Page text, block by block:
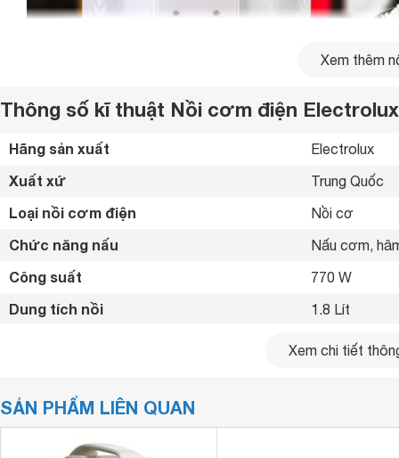
Xem thêm
Thông số kĩ thuật Nồi cơm điện Electrolux
Hãng sản xuất Electrolux
Xuất xứ Trung Quốc
Loại nồi cơm điện Nồi cơ
Chức năng nấu Nấu cơm,
Công suất 770 W
Dung tích nồi 1.8 Lít
4-6 Người
Điều khiển
Xem chi tiết
SẢN PHẨM LIÊN QUAN